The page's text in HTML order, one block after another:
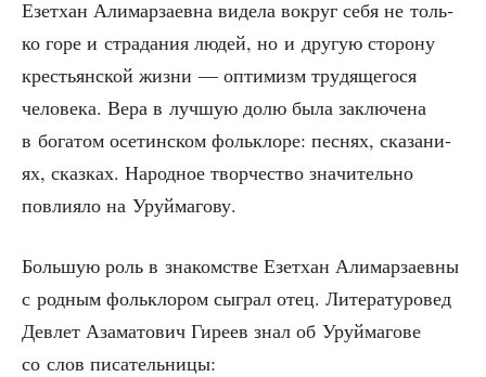
Езет­хан Али­мар­за­ев­на виде­ла вокруг себя не толь­
ко горе и стра­да­ния людей, но и дру­гую сто­ро­ну
кре­стьян­ской жиз­ни — опти­мизм тру­дя­ще­го­ся
чело­ве­ка. Вера в луч­шую долю была заклю­че­на
в бога­том осе­тин­ском фольк­ло­ре: пес­нях, ска­за­ни­
ях, сказ­ках. Народ­ное твор­че­ство зна­чи­тель­но
повли­я­ло на Уруймагову.
Боль­шую роль в зна­ком­стве Езет­хан Али­мар­за­ев­ны
с род­ным фольк­ло­ром сыг­рал отец. Лите­ра­ту­ро­вед
Девлет Аза­ма­то­вич Гире­ев знал об Уруй­ма­го­ве
со слов писательницы: